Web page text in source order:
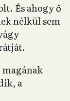
És ahogy ő
nélkül sem
a